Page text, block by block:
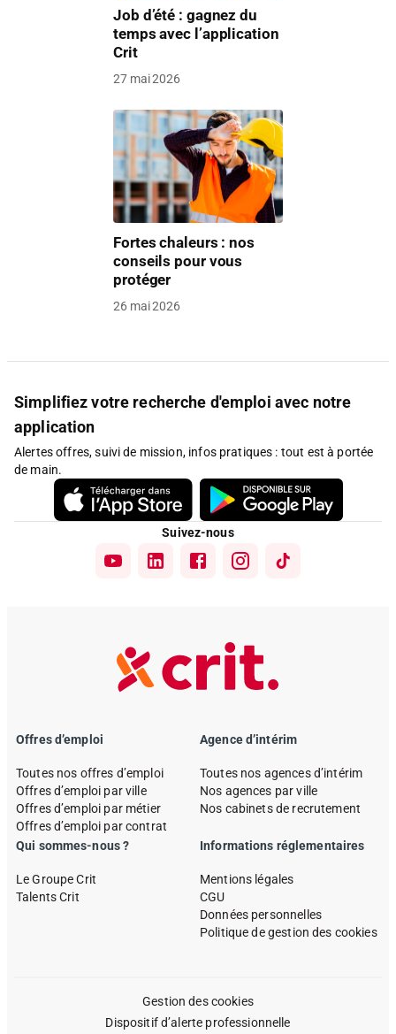
Job d’été : gagnez du
temps avec l’application
Crit
27 mai 2026
Fortes chaleurs : nos
conseils pour vous
protéger
26 mai 2026